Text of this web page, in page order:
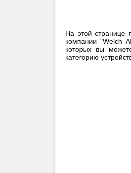
На этой странице
компании "Welch
которых вы
категорию